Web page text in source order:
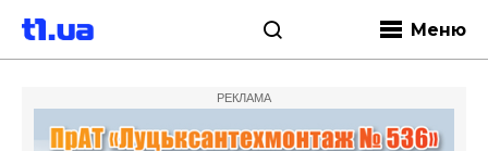
Меню
РЕКЛАМА